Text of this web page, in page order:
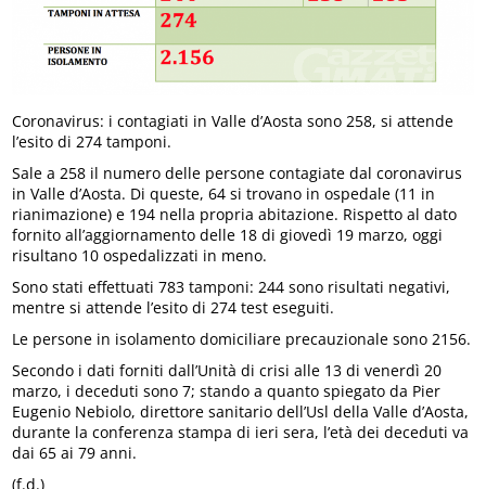
Coronavirus: i contagiati in Valle d’Aosta sono 258, si attende
l’esito di 274 tamponi.
Sale a 258 il numero delle persone contagiate dal coronavirus
in Valle d’Aosta. Di queste, 64 si trovano in ospedale (11 in
rianimazione) e 194 nella propria abitazione. Rispetto al dato
fornito all’aggiornamento delle 18 di giovedì 19 marzo, oggi
risultano 10 ospedalizzati in meno.
Sono stati effettuati 783 tamponi: 244 sono risultati negativi,
mentre si attende l’esito di 274 test eseguiti.
Le persone in isolamento domiciliare precauzionale sono 2156.
Secondo i dati forniti dall’Unità di crisi alle 13 di venerdì 20
marzo, i deceduti sono 7; stando a quanto spiegato da Pier
Eugenio Nebiolo, direttore sanitario dell’Usl della Valle d’Aosta,
durante la conferenza stampa di ieri sera, l’età dei deceduti va
dai 65 ai 79 anni.
(f.d.)